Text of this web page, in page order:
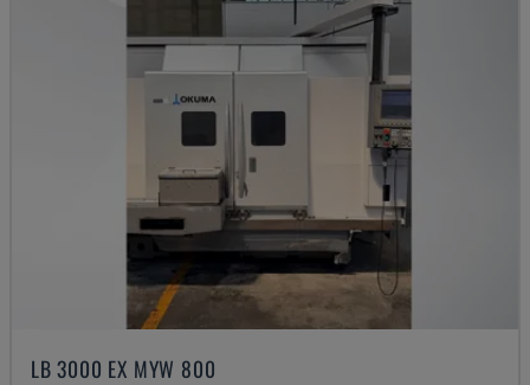
LB 3000 EX MYW 800